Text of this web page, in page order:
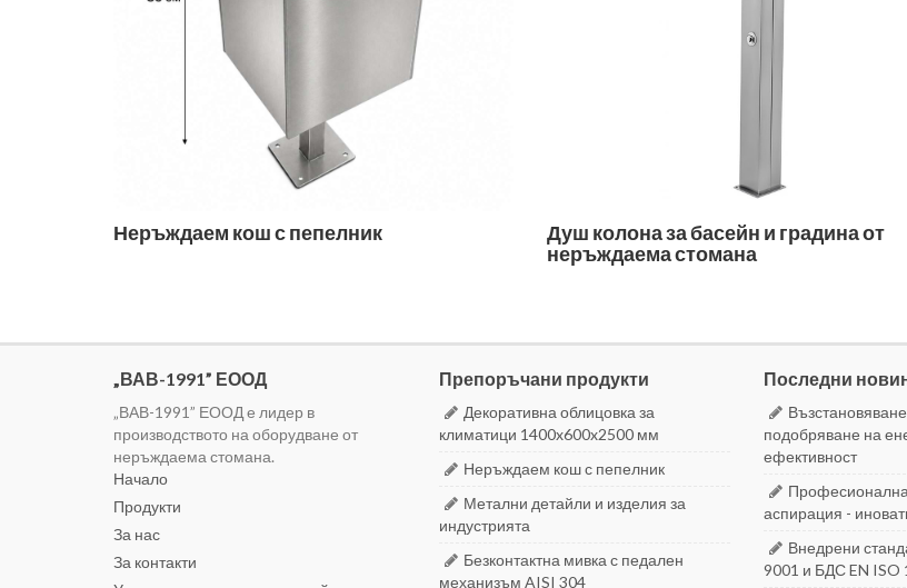
Неръждаем кош с пепелник
Душ колона за басейн и градина от
неръждаема стомана
„ВАВ-1991” ЕООД
„ВАВ-1991” ЕООД е лидер в
производството на оборудване от
неръждаема стомана.
Начало
Продукти
За нас
За контакти
Препоръчани продукти
Декоративна облицовка за
климатици 1400x600x2500 мм
Неръждаем кош с пепелник
Метални детайли и изделия за
индустрията
Безконтактна мивка с педален
механизъм AISI 304
Последни
подобряване на
ефективност
Професионална
аспирация -
Внедрени
9001 и БДС EN ISO